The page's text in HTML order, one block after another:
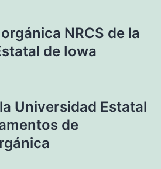
NRCS de la
de Iowa
Universidad Estatal
de